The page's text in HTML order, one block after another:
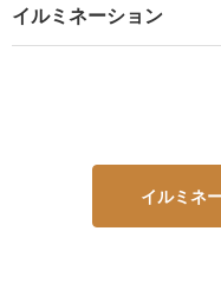
イルミネーション
イルミネ